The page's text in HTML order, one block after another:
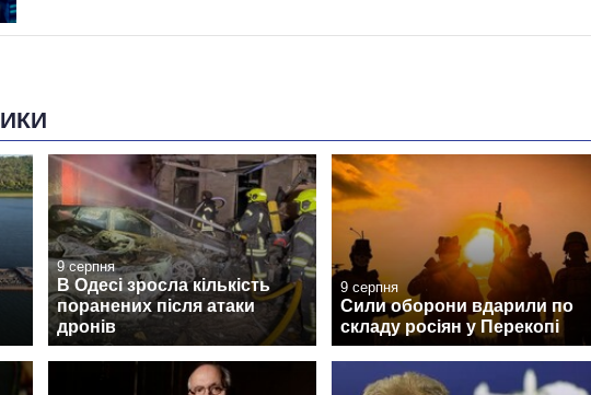
9 серпня
В Одесі зросла кількість
поранених після атаки
дронів
9 серпня
Сили оборони вдарили по
складу росіян у Перекопі